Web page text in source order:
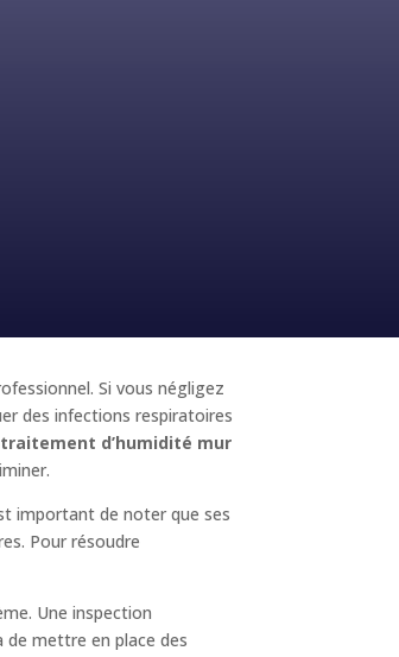
Si vous négligez
des infections respiratoires
traitement d’humidité mur
important de noter que ses
Pour résoudre
Une inspection
de mettre en place des